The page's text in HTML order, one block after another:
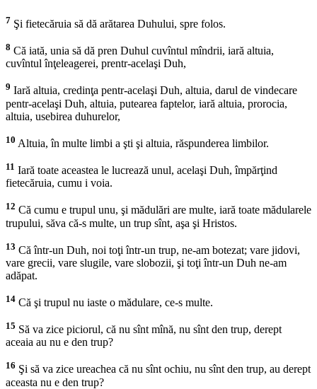
7 Şi fietecăruia să dă arătarea Duhului, spre folos.
8 Că iată, unia să dă pren Duhul cuvîntul mîndrii, iară altuia,
cuvîntul înţeleagerei, prentr-acelaşi Duh,
9 Iară altuia, credinţa pentr-acelaşi Duh, altuia, darul de vindecare
pentr-acelaşi Duh, altuia, putearea faptelor, iară altuia, prorocia,
altuia, usebirea duhurelor,
10 Altuia, în multe limbi a şti şi altuia, răspunderea limbilor.
11 Iară toate aceastea le lucrează unul, acelaşi Duh, împărţind
fietecăruia, cumu i voia.
12 Că cumu e trupul unu, şi mădulări are multe, iară toate mădularele
trupului, săva că-s multe, un trup sînt, aşa şi Hristos.
13 Că într-un Duh, noi toţi într-un trup, ne-am botezat; vare jidovi,
vare grecii, vare slugile, vare slobozii, şi toţi într-un Duh ne-am
adăpat.
14 Că şi trupul nu iaste o mădulare, ce-s multe.
15 Să va zice piciorul, că nu sînt mînă, nu sînt den trup, derept
aceaia au nu e den trup?
16 Şi să va zice ureachea că nu sînt ochiu, nu sînt den trup, au derept
aceasta nu e den trup?